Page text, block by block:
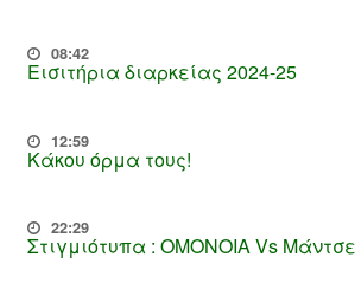
08:42
Εισιτήρια διαρκείας 2024-25
12:59
Κάκου όρμα τους!
22:29
Στιγμιότυπα : ΟΜΟΝΟΙΑ Vs